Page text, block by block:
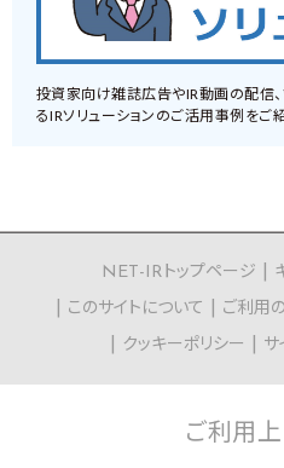
投資家向け雑誌広告やIR動画の配信
るIRソリューションのご活用事例をご紹
NET-IRトップページ
このサイトについて
ご利用
クッキーポリシー
サ
ご利用